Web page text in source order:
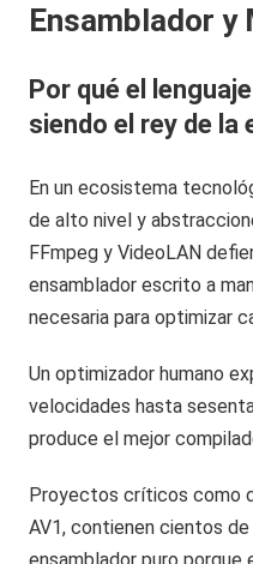
Ensamblador y
Por qué el
siendo el rey de la
En un ecosistema
de alto nivel y
FFmpeg y VideoLAN
ensamblador escrito a
necesaria para optimizar
Un optimizador humano
velocidades hasta
produce el mejor
Proyectos críticos como
AV1, contienen cientos
ensamblador puro